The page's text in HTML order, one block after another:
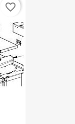
favorite_border